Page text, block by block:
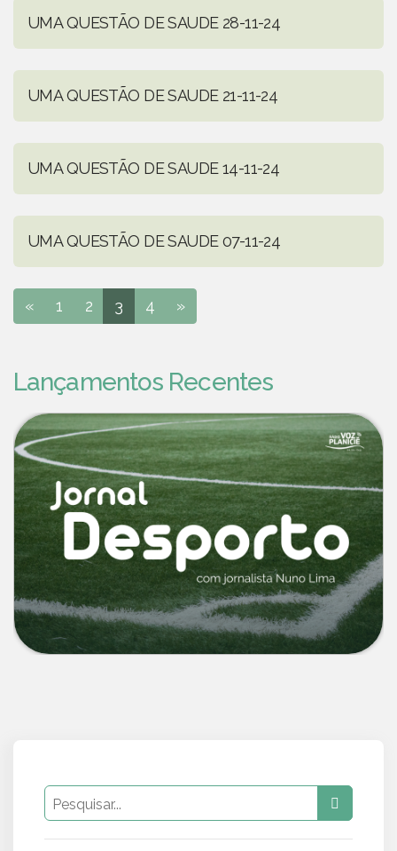
UMA QUESTÃO DE SAUDE 28-11-24
UMA QUESTÃO DE SAUDE 21-11-24
UMA QUESTÃO DE SAUDE 14-11-24
UMA QUESTÃO DE SAUDE 07-11-24
« 1 2 3 4 »
Lançamentos Recentes